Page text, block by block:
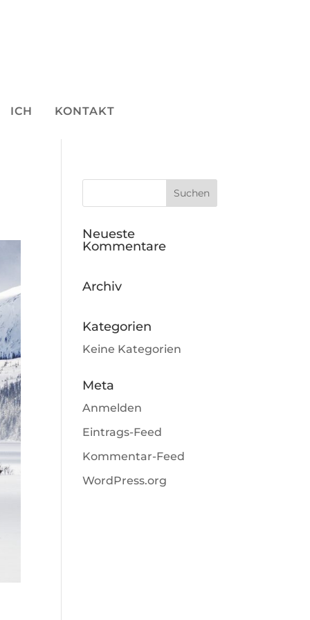
ICH KONTAKT
Neueste
Kommentare
Archiv
Kategorien
Keine Kategorien
Meta
Anmelden
Eintrags-Feed
Kommentar-Feed
WordPress.org